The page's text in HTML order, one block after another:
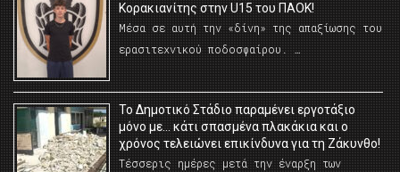
Κορακιανίτης στην U15 του ΠΑΟΚ!
Μέσα σε αυτή την «δίνη» της απαξίωσης του
ερασιτεχνικού ποδοσφαίρου. …
Το Δημοτικό Στάδιο παραμένει εργοτάξιο
μόνο με… κάτι σπασμένα πλακάκια και ο
χρόνος τελειώνει επικίνδυνα για τη Ζάκυνθο!
Τέσσερις ημέρες μετά την έναρξη των